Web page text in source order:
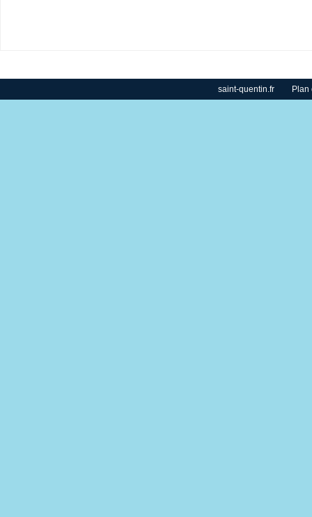
saint-quentin.fr Plan